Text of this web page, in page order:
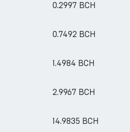
0.2997 BCH
0.7492 BCH
1.4984 BCH
2.9967 BCH
14.9835 BCH